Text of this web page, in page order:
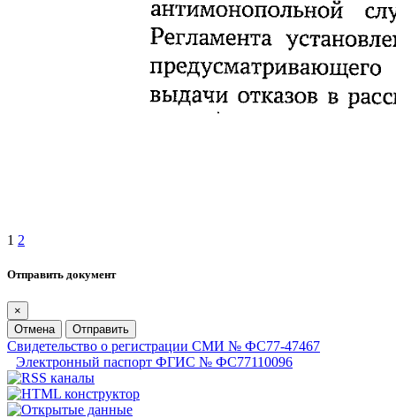
1 2
Отправить документ
×
Отмена
Отправить
Свидетельство о регистрации СМИ № ФС77-47467
Электронный паспорт ФГИС № ФС77110096